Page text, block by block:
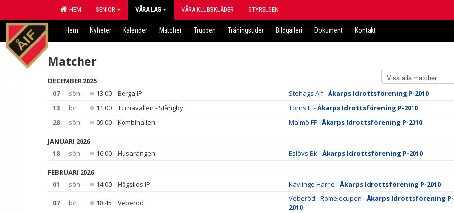
HEM SENIOR VÅRA LAG VÅRA KLUBBKLÄDER STYRELSEN
Hem Nyheter Kalender Matcher Truppen Träningstider Bildgalleri Dokument Kontakt
Matcher
DECEMBER 2025
07
sön 13:00 Berga IP Stehags Aif -Åkarps Idrottsförening P-2010
13
lör 11:00 Tornavallen - Stångby Torns IF -Åkarps Idrottsförening P-2010
28
sön 09:00 Kombihallen Malmö FF -Åkarps Idrottsförening P-2010
JANUARI 2026
18
sön 16:00 Husarängen Eslövs Bk -Åkarps Idrottsförening P-2010
FEBRUARI 2026
01
sön 14:00 Högslids IP Kävlinge Harrie -Åkarps Idrottsförening P-2010
07 lör 18:45 Veberöd Veberöd - Romelecupen -Åkarps Idrottsförening P-
2010